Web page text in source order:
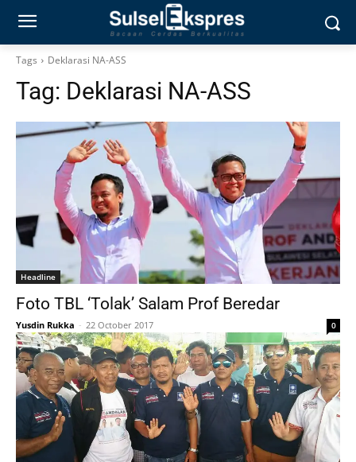
Tags Deklarasi NA-ASS
Tag: Deklarasi NA-ASS
Headline
Foto TBL ‘Tolak’ Salam Prof Beredar
Yusdin Rukka - 22 October 2017 0